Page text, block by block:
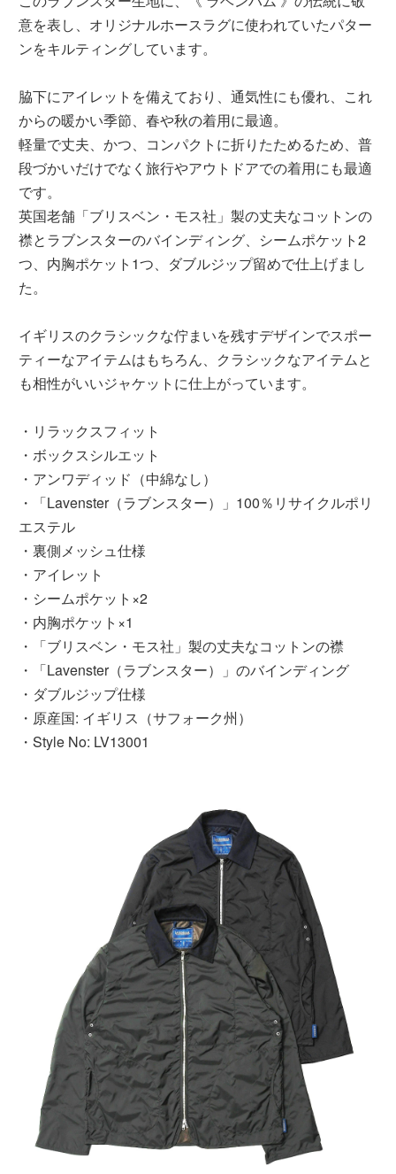
意を表し、オリジナルホースラグに使われていたパター
ンをキルティングしています。
脇下にアイレットを備えており、通気性にも優れ、これ
からの暖かい季節、春や秋の着用に最適。
軽量で丈夫、かつ、コンパクトに折りたためるため、普
段づかいだけでなく旅行やアウトドアでの着用にも最適
です。
英国老舗「ブリスベン・モス社」製の丈夫なコットンの
襟とラブンスターのバインディング、シームポケット2
つ、内胸ポケット1つ、ダブルジップ留めで仕上げまし
た。
イギリスのクラシックな佇まいを残すデザインでスポー
ティーなアイテムはもちろん、クラシックなアイテムと
も相性がいいジャケットに仕上がっています。
・リラックスフィット
・ボックスシルエット
・アンワディッド（中綿なし）
・「Lavenster（ラブンスター）」100％リサイクルポリ
エステル
・裏側メッシュ仕様
・アイレット
・シームポケット×2
・内胸ポケット×1
・「ブリスベン・モス社」製の丈夫なコットンの襟
・「Lavenster（ラブンスター）」のバインディング
・ダブルジップ仕様
・原産国: イギリス（サフォーク州）
・Style No: LV13001